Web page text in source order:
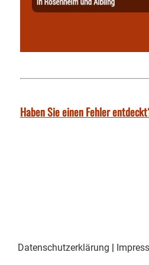
Haben Sie einen Fehler
Datenschutzerklärung |